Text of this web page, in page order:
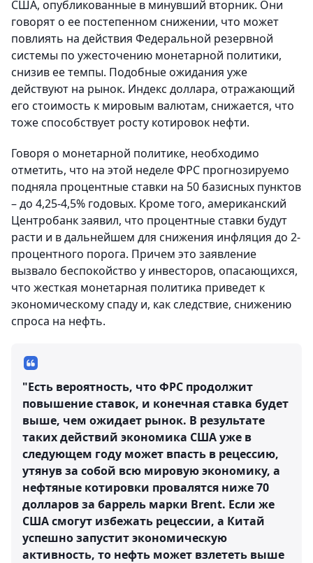
США, опубликованные в минувший вторник. Они
говорят о ее постепенном снижении, что может
повлиять на действия Федеральной резервной
системы по ужесточению монетарной политики,
снизив ее темпы. Подобные ожидания уже
действуют на рынок. Индекс доллара, отражающий
его стоимость к мировым валютам, снижается, что
тоже способствует росту котировок нефти.
Говоря о монетарной политике, необходимо
отметить, что на этой неделе ФРС прогнозируемо
подняла процентные ставки на 50 базисных пунктов
– до 4,25-4,5% годовых. Кроме того, американский
Центробанк заявил, что процентные ставки будут
расти и в дальнейшем для снижения инфляция до 2-
процентного порога. Причем это заявление
вызвало беспокойство у инвесторов, опасающихся,
что жесткая монетарная политика приведет к
экономическому спаду и, как следствие, снижению
спроса на нефть.
"Есть вероятность, что ФРС продолжит
повышение ставок, и конечная ставка будет
выше, чем ожидает рынок. В результате
таких действий экономика США уже в
следующем году может впасть в рецессию,
утянув за собой всю мировую экономику, а
нефтяные котировки провалятся ниже 70
долларов за баррель марки Brent. Если же
США смогут избежать рецессии, а Китай
успешно запустит экономическую
активность, то нефть может взлететь выше